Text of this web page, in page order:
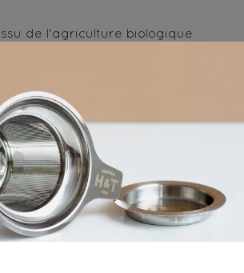
de l'agriculture biologique
aimerez aussi...